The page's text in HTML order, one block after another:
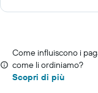
Come influiscono i
come li ordiniamo?
Scopri di più